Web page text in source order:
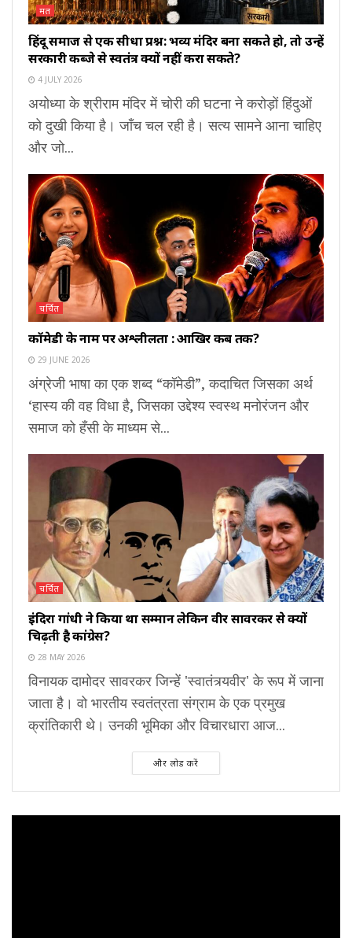
मत
हिंदू समाज से एक सीधा प्रश्न: भव्य मंदिर बना सकते हो, तो उन्हें
सरकारी कब्जे से स्वतंत्र क्यों नहीं करा सकते?
4 JULY 2026
अयोध्या के श्रीराम मंदिर में चोरी की घटना ने करोड़ों हिंदुओं
को दुखी किया है। जाँच चल रही है। सत्य सामने आना चाहिए
और जो...
चर्चित
कॉमेडी के नाम पर अश्लीलता : आखिर कब तक?
29 JUNE 2026
अंग्रेजी भाषा का एक शब्द “कॉमेडी”, कदाचित जिसका अर्थ
‘हास्य की वह विधा है, जिसका उद्देश्य स्वस्थ मनोरंजन और
समाज को हँसी के माध्यम से...
चर्चित
इंदिरा गांधी ने किया था सम्मान लेकिन वीर सावरकर से क्यों
चिढ़ती है कांग्रेस?
28 MAY 2026
विनायक दामोदर सावरकर जिन्हें 'स्वातंत्र्यवीर' के रूप में जाना
जाता है। वो भारतीय स्वतंत्रता संग्राम के एक प्रमुख
क्रांतिकारी थे। उनकी भूमिका और विचारधारा आज...
और लोड करें